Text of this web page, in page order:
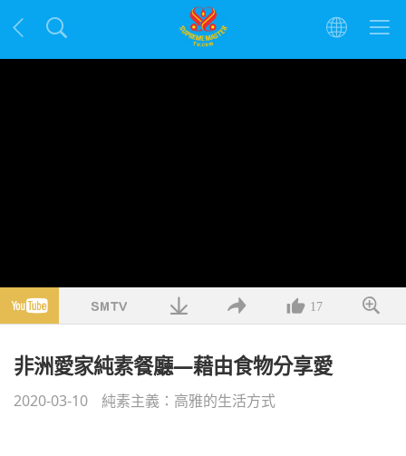
17
非洲愛家純素餐廳—藉由食物分享愛
2020-03-10 純素主義：高雅的生活方式